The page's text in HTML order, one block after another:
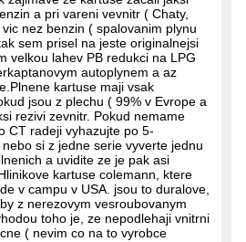
a pri vareni vevnitr ( Chaty,
nez benzin ( spalovanim plynu
sem prisel na jeste originalnejsi
velkou lahev PB redukci na LPG
autoplynem a az
kartuse maji vsak
jsou z plechu ( 99% v Evrope a
rezivi zevnitr. Pokud nemame
CT radeji vyhazujte po 5-
si z jedne serie vyverte jednu
a uvidite ze je pak asi
kartuse colemann, ktere
v campu v USA. jsou to duralove,
z nerezovym vesroubovanym
toho je, ze nepodlehaji vnitrni
( nevim co na to vyrobce